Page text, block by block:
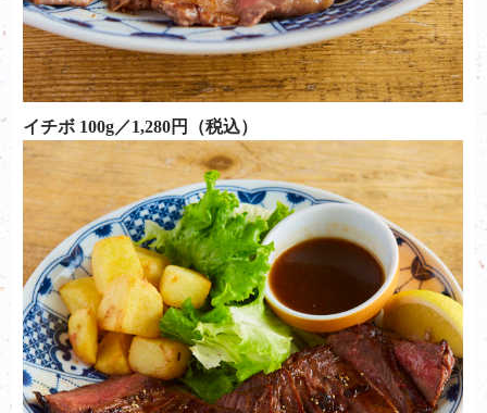
イチボ 100g／1,280円（税込）